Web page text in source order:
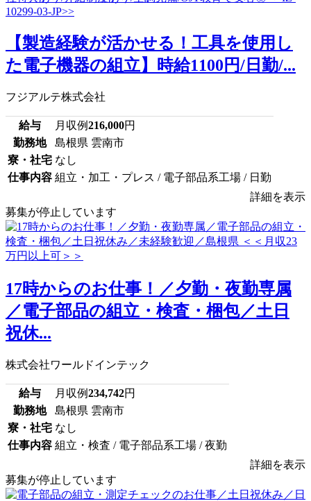
【製造経験が活かせる！工具を使用し
た電子機器の組立】時給1100円/日勤/...
フジアルテ株式会社
給与 月収例216,000円
勤務地
島根県 雲南市
寮・社宅 なし
仕事内容 組立・加工・プレス / 電子部品系工場 / 日勤
詳細を表示
募集が停止しています
17時からのお仕事！／夕勤・夜勤専属
／電子部品の組立・検査・梱包／土日
祝休...
株式会社ワールドインテック
給与 月収例234,742円
勤務地
島根県 雲南市
寮・社宅 なし
仕事内容 組立・検査 / 電子部品系工場 / 夜勤
詳細を表示
募集が停止しています